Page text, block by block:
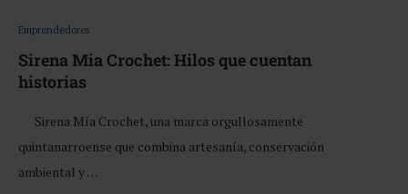
Emprendedores
Sirena Mia Crochet: Hilos que cuentan
historias
Sirena Mía Crochet, una marca orgullosamente
quintanarroense que combina artesanía, conservación
ambiental y …